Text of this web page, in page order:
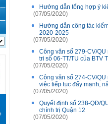
Hướng dẫn tổng hợp ý
(07/05/2020)
Hướng dẫn công tác
2020-2025
(07/05/2020)
Công văn số 279-CV/
tri số 06-TT/TU của BTV
(07/05/2020)
Công văn số 274-CV/
việc tiếp tục đẩy mạnh,
(07/05/2020)
Quyết định số 238-QĐ/
chính trị Quận 12
(07/05/2020)